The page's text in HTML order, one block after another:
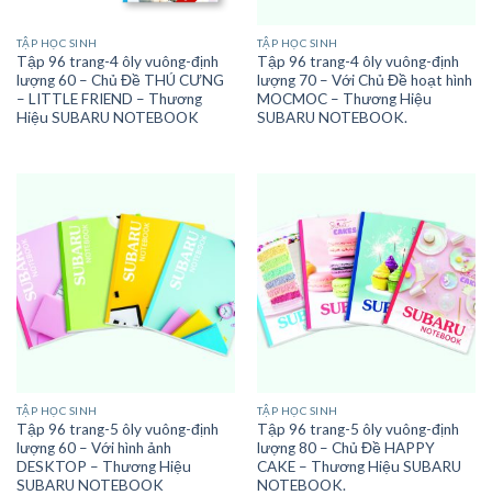
TẬP HỌC SINH
Tập 96 trang-4 ôly vuông-định
lượng 60 – Chủ Đề THÚ CƯNG
– LITTLE FRIEND – Thương
Hiệu SUBARU NOTEBOOK
TẬP HỌC SINH
Tập 96 trang-4 ôly vuông-định
lượng 70 – Với Chủ Đề hoạt hình
MOCMOC – Thương Hiệu
SUBARU NOTEBOOK.
TẬP HỌC SINH
Tập 96 trang-5 ôly vuông-định
lượng 60 – Với hình ảnh
DESKTOP – Thương Hiệu
SUBARU NOTEBOOK
TẬP HỌC SINH
Tập 96 trang-5 ôly vuông-định
lượng 80 – Chủ Đề HAPPY
CAKE – Thương Hiệu SUBARU
NOTEBOOK.